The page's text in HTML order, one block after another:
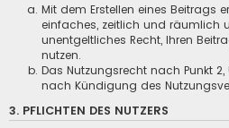
Mit dem Erstellen eines Beitrags
einfaches, zeitlich und räumlich
unentgeltliches Recht, Ihren
nutzen.
Das Nutzungsrecht nach Punkt
nach Kündigung des
3. PFLICHTEN DES NUTZERS